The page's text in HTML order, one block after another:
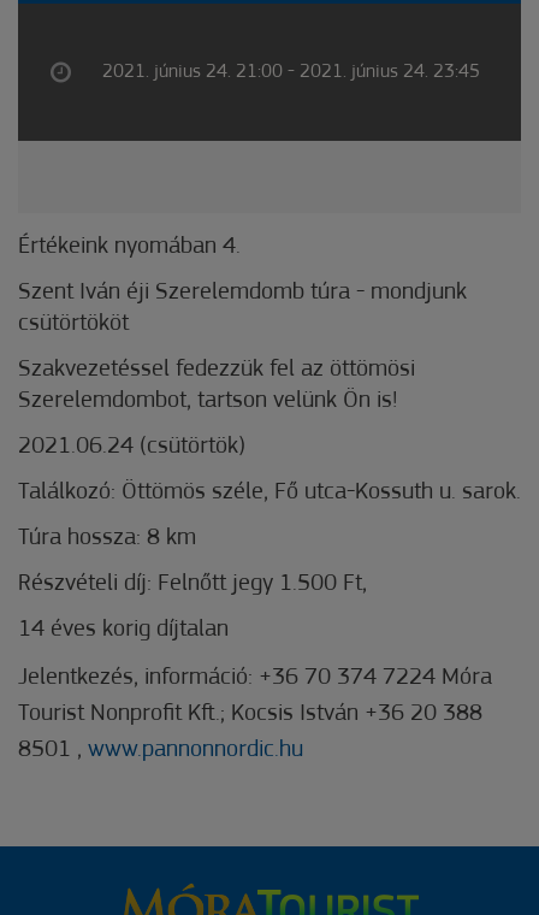
2021. június 24. 21:00 - 2021. június 24. 23:45
Értékeink nyomában 4.
Szent Iván éji Szerelemdomb túra - mondjunk
csütörtököt
Szakvezetéssel fedezzük fel az öttömösi
Szerelemdombot, tartson velünk Ön is!
2021.06.24 (csütörtök)
Találkozó: Öttömös széle, Fő utca-Kossuth u. sarok.
Túra hossza: 8 km
Részvételi díj: Felnőtt jegy 1.500 Ft,
14 éves korig díjtalan
Jelentkezés, információ: +36 70 374 7224 Móra
Tourist Nonprofit Kft.; Kocsis István +36 20 388
8501 , www.pannonnordic.hu